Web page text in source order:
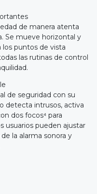
de manera atenta
Se mueve horizontal y
puntos de vista
las rutinas de control
de seguridad con su
detecta intrusos, activa
dos focos⁴ para
usuarios pueden ajustar
la alarma sonora y